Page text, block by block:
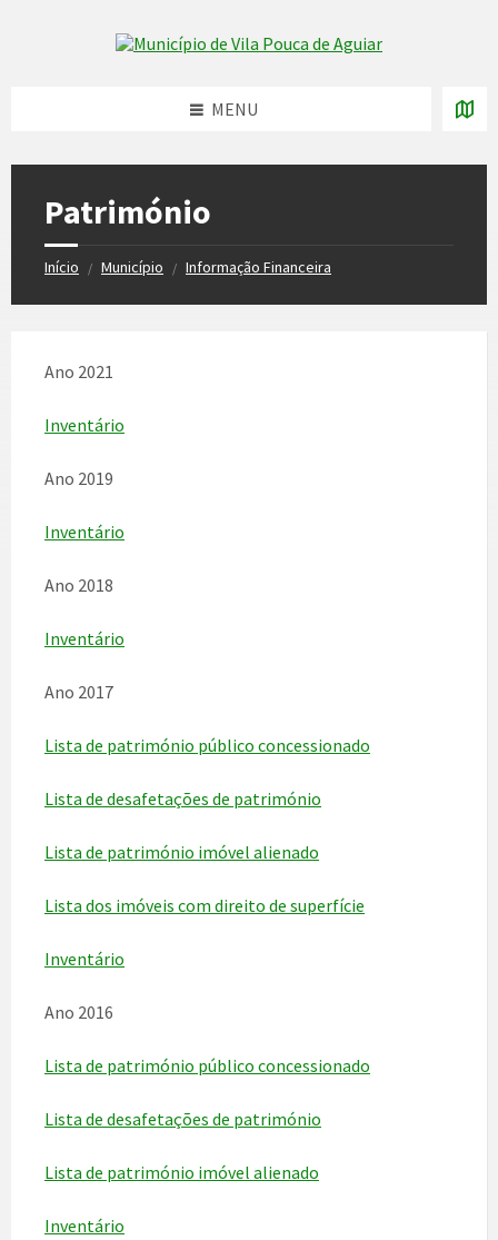
Skip to content
MENU
Património
Início / Município / Informação Financeira
Ano 2021
Inventário
Ano 2019
Inventário
Ano 2018
Inventário
Ano 2017
Lista de património público concessionado
Lista de desafetações de património
Lista de património imóvel alienado
Lista dos imóveis com direito de superfície
Inventário
Ano 2016
Lista de património público concessionado
Lista de desafetações de património
Lista de património imóvel alienado
Inventário